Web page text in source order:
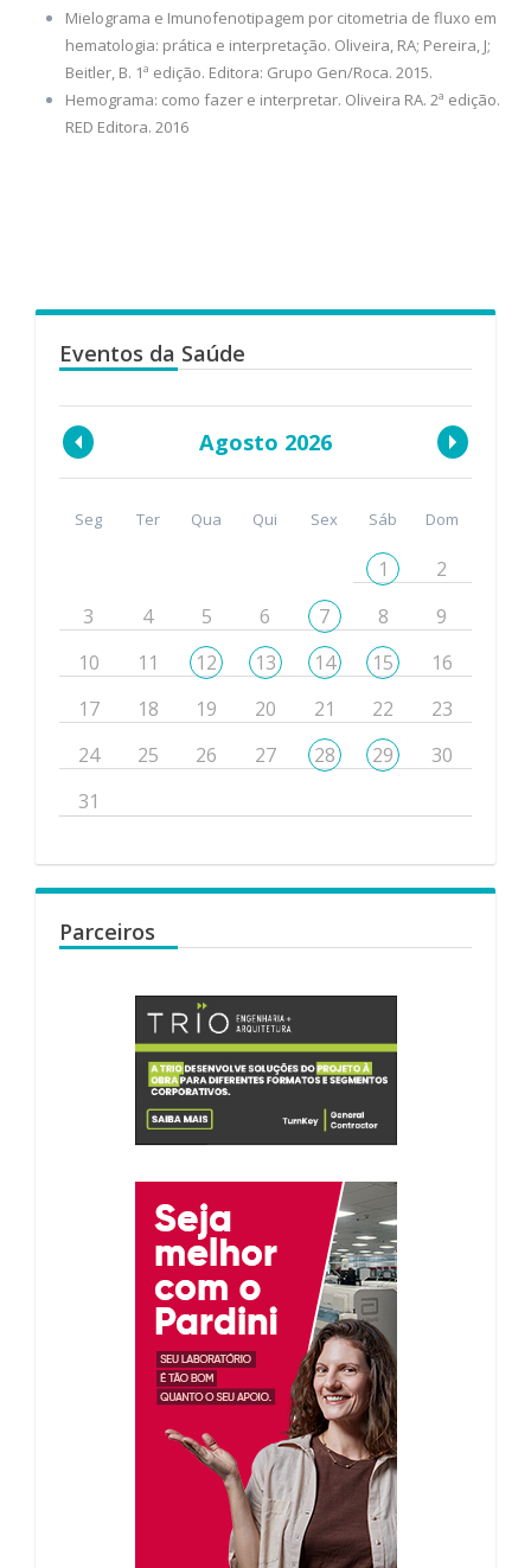
Mielograma e Imunofenotipagem por citometria de fluxo em
hematologia: prática e interpretação. Oliveira, RA; Pereira, J;
Beitler, B. 1ª edição. Editora: Grupo Gen/Roca. 2015.
Hemograma: como fazer e interpretar. Oliveira RA. 2ª edição.
RED Editora. 2016
Eventos da Saúde
Agosto 2026
Seg Ter Qua Qui Sex Sáb Dom
1
2
3
4 5 6 7 8
9
10
11 12 13 14 15
16
17
18 19 20 21 22
23
24
25 26 27 28 29
30
31
Parceiros